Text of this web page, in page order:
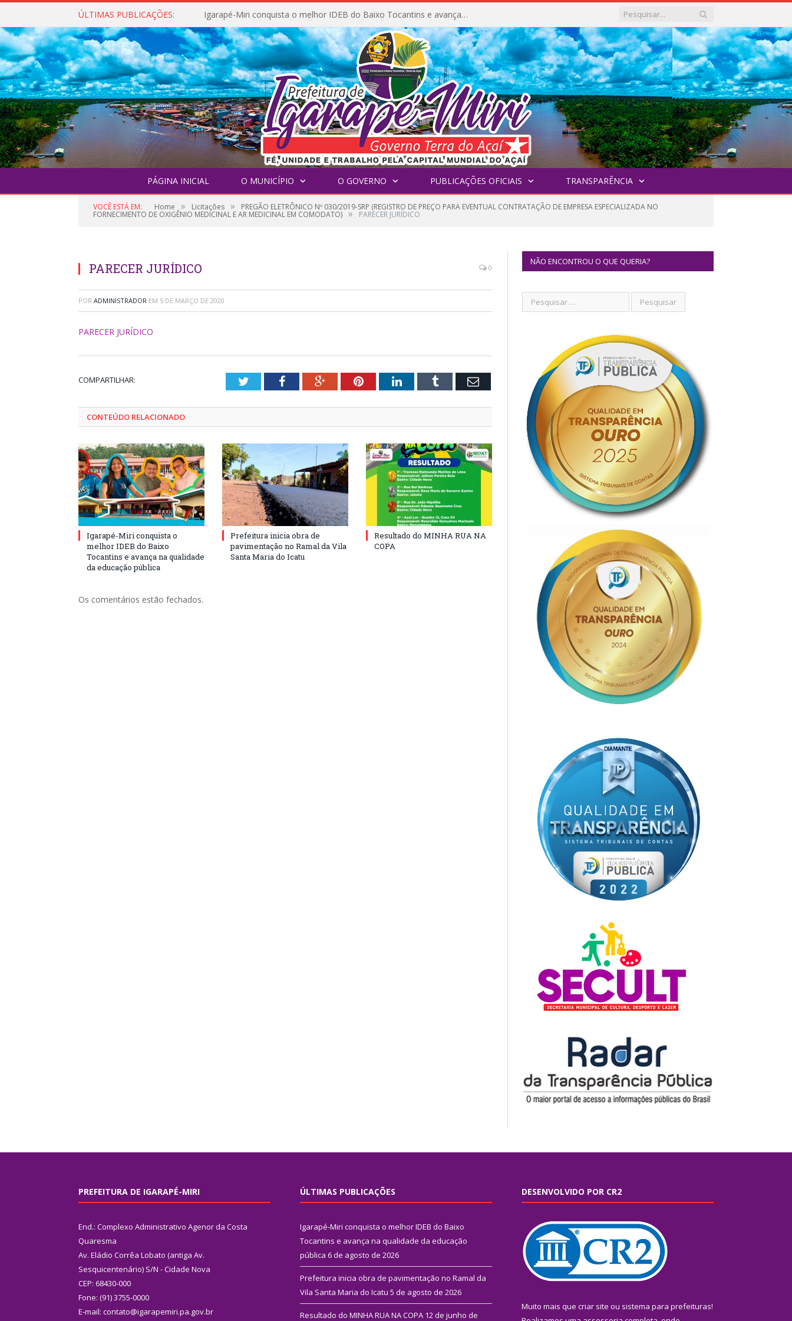
ÚLTIMAS PUBLICAÇÕES: Igarapé-Miri conquista o melhor IDEB do Baixo Tocantins e avança na qualidade da educação pública
PÁGINA INICIAL O MUNICÍPIO O GOVERNO PUBLICAÇÕES OFICIAIS TRANSPARÊNCIA
VOCÊ ESTÁ EM: Home » Licitações » PREGÃO ELETRÔNICO Nº 030/2019-SRP (REGISTRO DE PREÇO PARA EVENTUAL CONTRATAÇÃO DE EMPRESA ESPECIALIZADA NO
FORNECIMENTO DE OXIGÊNIO MEDICINAL E AR MEDICINAL EM COMODATO) » PARECER JURÍDICO
PARECER JURÍDICO 0
POR ADMINISTRADOR EM 5 DE MARÇO DE 2020
PARECER JURÍDICO
COMPARTILHAR: TwitterFacebookGoogle+PinterestLinkedInTumblr Email
CONTEÚDO RELACIONADO
Igarapé-Miri conquista o
melhor IDEB do Baixo
Tocantins e avança na qualidade
da educação pública
Prefeitura inicia obra de
pavimentação no Ramal da Vila
Santa Maria do Icatu
Resultado do MINHA RUA NA
COPA
Os comentários estão fechados.
NÃO ENCONTROU O QUE QUERIA?
PREFEITURA DE IGARAPÉ-MIRI
End.: Complexo Administrativo Agenor da Costa
Quaresma
Av. Eládio Corrêa Lobato (antiga Av.
Sesquicentenário) S/N - Cidade Nova
CEP: 68430-000
Fone: (91) 3755-0000
E-mail: contato@igarapemiri.pa.gov.br
ÚLTIMAS PUBLICAÇÕES
Igarapé-Miri conquista o melhor IDEB do Baixo
Tocantins e avança na qualidade da educação
pública 6 de agosto de 2026
Prefeitura inicia obra de pavimentação no Ramal da
Vila Santa Maria do Icatu 5 de agosto de 2026
Resultado do MINHA RUA NA COPA 12 de junho de
DESENVOLVIDO POR CR2
Muito mais que criar site ou sistema para prefeituras!